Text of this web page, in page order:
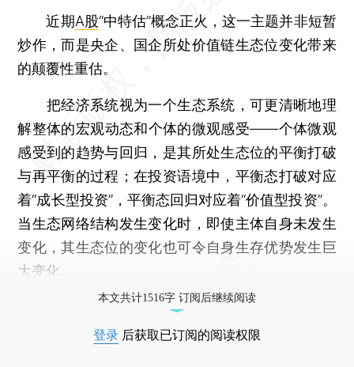
近期A股“中特估”概念正火，这一主题并非短暂
炒作，而是央企、国企所处价值链生态位变化带来
的颠覆性重估。
把经济系统视为一个生态系统，可更清晰地理
解整体的宏观动态和个体的微观感受——个体微观
感受到的趋势与回归，是其所处生态位的平衡打破
与再平衡的过程；在投资语境中，平衡态打破对应
着“成长型投资”，平衡态回归对应着“价值型投资”。
当生态网络结构发生变化时，即使主体自身未发生
变化，其生态位的变化也可令自身生存优势发生巨
大变化。
本文共计1516字 订阅后继续阅读
登录 后获取已订阅的阅读权限